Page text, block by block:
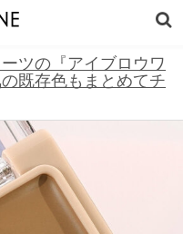
ツの『アイブロウワ
既存色もまとめてチ